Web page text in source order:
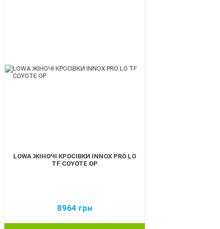
LOWA ЖІНОЧІ КРОСІВКИ INNOX PRO LO
TF COYOTE OP
8964 грн